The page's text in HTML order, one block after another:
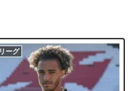
ーグ